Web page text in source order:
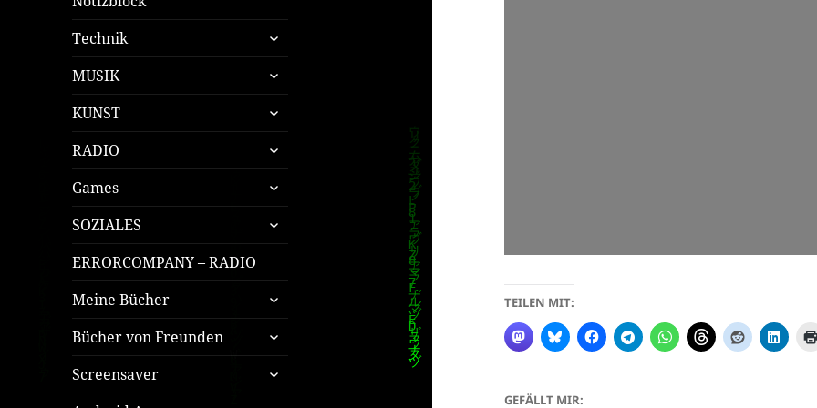
Technik
untermenü
öffnen
MUSIK
untermenü
öffnen
KUNST
untermenü
öffnen
RADIO
untermenü
öffnen
Games
untermenü
öffnen
SOZIALES
untermenü
öffnen
ERRORCOMPANY – RADIO
Meine Bücher
untermenü
öffnen
Bücher von Freunden
untermenü
öffnen
Screensaver
untermenü
öffnen
TEILEN MIT:
GEFÄLLT MIR: